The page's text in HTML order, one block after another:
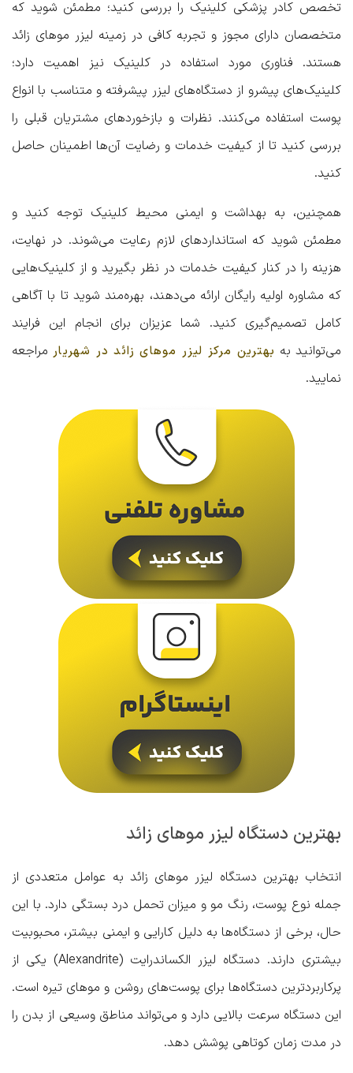
تخصص کادر پزشکی کلینیک را بررسی کنید؛ مطمئن شوید که
متخصصان دارای مجوز و تجربه کافی در زمینه لیزر موهای زائد
هستند. فناوری مورد استفاده در کلینیک نیز اهمیت دارد؛
کلینیک‌های پیشرو از دستگاه‌های لیزر پیشرفته و متناسب با انواع
پوست استفاده می‌کنند. نظرات و بازخوردهای مشتریان قبلی را
بررسی کنید تا از کیفیت خدمات و رضایت آن‌ها اطمینان حاصل
کنید.
همچنین، به بهداشت و ایمنی محیط کلینیک توجه کنید و
مطمئن شوید که استانداردهای لازم رعایت می‌شوند. در نهایت،
هزینه را در کنار کیفیت خدمات در نظر بگیرید و از کلینیک‌هایی
که مشاوره اولیه رایگان ارائه می‌دهند، بهره‌مند شوید تا با آگاهی
کامل تصمیم‌گیری کنید. شما عزیزان برای انجام این فرایند
می‌توانید به بهترین مرکز لیزر موهای زائد در شهریار مراجعه
نمایید.
بهترین دستگاه لیزر موهای زائد
انتخاب بهترین دستگاه لیزر موهای زائد به عوامل متعددی از
جمله نوع پوست، رنگ مو و میزان تحمل درد بستگی دارد. با این
حال، برخی از دستگاه‌ها به دلیل کارایی و ایمنی بیشتر، محبوبیت
بیشتری دارند. دستگاه لیزر الکساندرایت (Alexandrite) یکی از
پرکاربردترین دستگاه‌ها برای پوست‌های روشن و موهای تیره است.
این دستگاه سرعت بالایی دارد و می‌تواند مناطق وسیعی از بدن را
در مدت زمان کوتاهی پوشش دهد.